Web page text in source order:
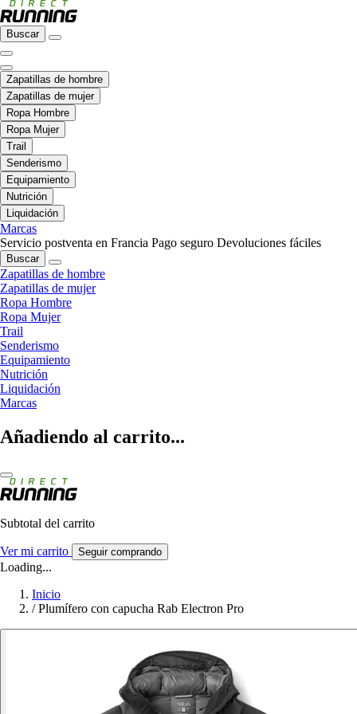
Buscar
Zapatillas de hombre
Zapatillas de mujer
Ropa Hombre
Ropa Mujer
Trail
Senderismo
Equipamiento
Nutrición
Liquidación
Marcas
Servicio postventa en Francia Pago seguro Devoluciones fáciles
Buscar
Zapatillas de hombre
Zapatillas de mujer
Ropa Hombre
Ropa Mujer
Trail
Senderismo
Equipamiento
Nutrición
Liquidación
Marcas
Añadiendo al carrito...
Subtotal del carrito
Ver mi carrito Seguir comprando
Loading...
Inicio
/ Plumífero con capucha Rab Electron Pro